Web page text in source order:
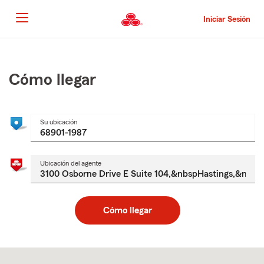
al
contenido
principal
Iniciar Sesión
principal
Cómo llegar
Su ubicación
Ubicación del agente
Cómo llegar
to